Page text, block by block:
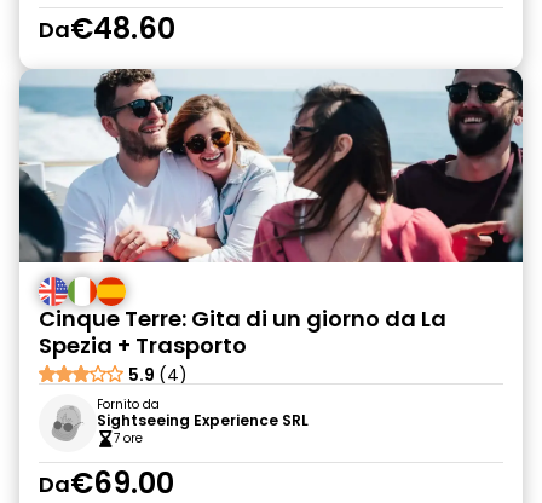
Da€48.60
Cinque Terre: Gita di un giorno da La
Spezia + Trasporto
5.9 (4)
Fornito da
Sightseeing Experience SRL
7 ore
Da€69.00